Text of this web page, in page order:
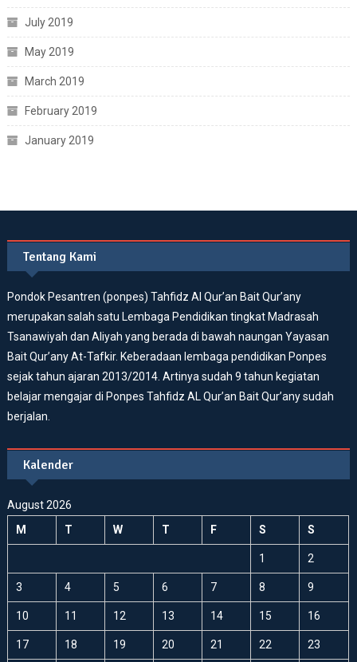
July 2019
May 2019
March 2019
February 2019
January 2019
Tentang Kami
Pondok Pesantren (ponpes) Tahfidz Al Qur’an Bait Qur’any
merupakan salah satu Lembaga Pendidikan tingkat Madrasah
Tsanawiyah dan Aliyah yang berada di bawah naungan Yayasan
Bait Qur’any At-Tafkir. Keberadaan lembaga pendidikan Ponpes
sejak tahun ajaran 2013/2014. Artinya sudah 9 tahun kegiatan
belajar mengajar di Ponpes Tahfidz AL Qur’an Bait Qur’any sudah
berjalan.
Kalender
August 2026
M
T W T F S S
1 2
3 4 5 6 7 8 9
10 11 12 13 14 15 16
17 18 19 20 21 22 23